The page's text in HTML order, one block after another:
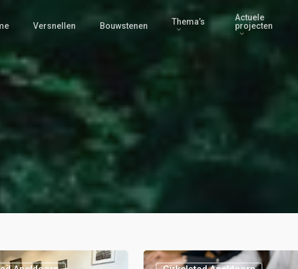
Versnellen Bouwstenen Thema’s
Actuele
projecten